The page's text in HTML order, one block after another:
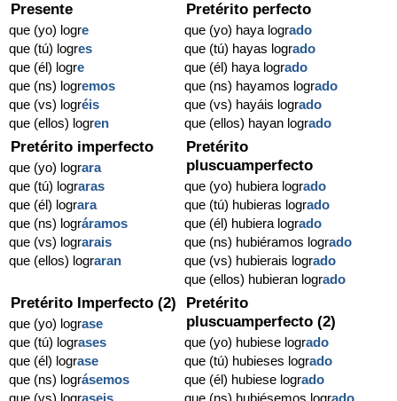
Presente
que (yo) logre
que (tú) logres
que (él) logre
que (ns) logremos
que (vs) logréis
que (ellos) logren
Pretérito perfecto
que (yo) haya logrado
que (tú) hayas logrado
que (él) haya logrado
que (ns) hayamos logrado
que (vs) hayáis logrado
que (ellos) hayan logrado
Pretérito imperfecto
que (yo) lograra
que (tú) lograras
que (él) lograra
que (ns) lográramos
que (vs) lograrais
que (ellos) lograran
Pretérito
pluscuamperfecto
que (yo) hubiera logrado
que (tú) hubieras logrado
que (él) hubiera logrado
que (ns) hubiéramos logrado
que (vs) hubierais logrado
que (ellos) hubieran logrado
Pretérito Imperfecto (2)
que (yo) lograse
que (tú) lograses
que (él) lograse
que (ns) lográsemos
Pretérito
pluscuamperfecto (2)
que (yo) hubiese logrado
que (tú) hubieses logrado
que (él) hubiese logrado